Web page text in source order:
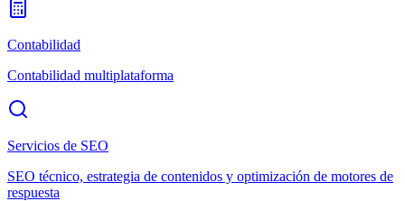
Contabilidad
Contabilidad multiplataforma
Servicios de SEO
SEO técnico, estrategia de contenidos y optimización de motores de
respuesta